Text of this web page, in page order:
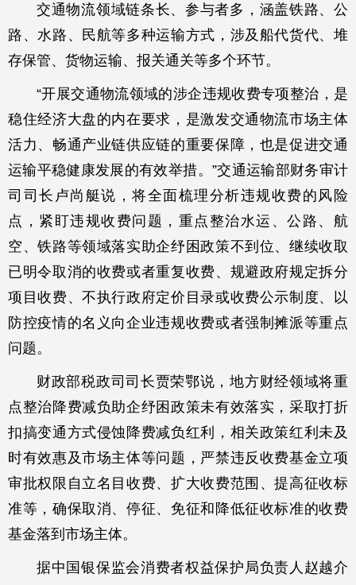
交通物流领域链条长、参与者多，涵盖铁路、公
路、水路、民航等多种运输方式，涉及船代货代、堆
存保管、货物运输、报关通关等多个环节。
“开展交通物流领域的涉企违规收费专项整治，是
稳住经济大盘的内在要求，是激发交通物流市场主体
活力、畅通产业链供应链的重要保障，也是促进交通
运输平稳健康发展的有效举措。”交通运输部财务审计
司司长卢尚艇说，将全面梳理分析违规收费的风险
点，紧盯违规收费问题，重点整治水运、公路、航
空、铁路等领域落实助企纾困政策不到位、继续收取
已明令取消的收费或者重复收费、规避政府规定拆分
项目收费、不执行政府定价目录或收费公示制度、以
防控疫情的名义向企业违规收费或者强制摊派等重点
问题。
财政部税政司司长贾荣鄂说，地方财经领域将重
点整治降费减负助企纾困政策未有效落实，采取打折
扣搞变通方式侵蚀降费减负红利，相关政策红利未及
时有效惠及市场主体等问题，严禁违反收费基金立项
审批权限自立名目收费、扩大收费范围、提高征收标
准等，确保取消、停征、免征和降低征收标准的收费
基金落到市场主体。
据中国银保监会消费者权益保护局负责人赵越介